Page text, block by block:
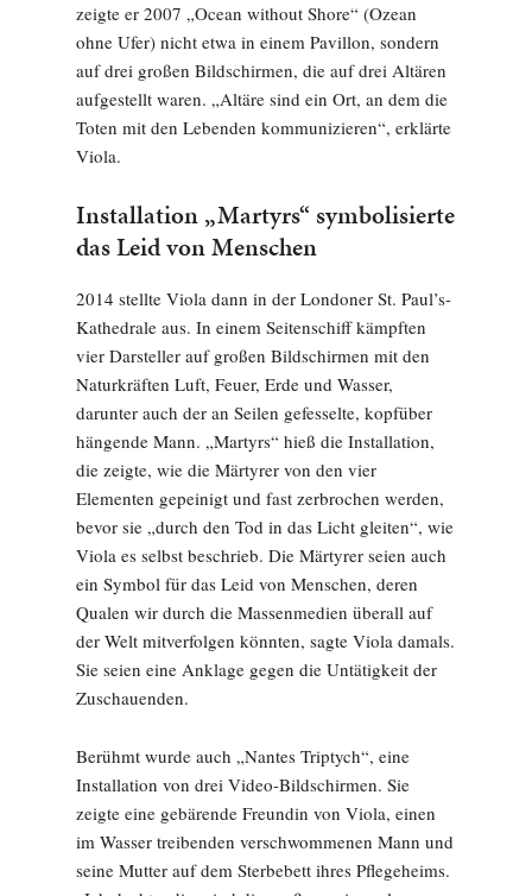
zeigte er 2007 „Ocean without Shore“ (Ozean
ohne Ufer) nicht etwa in einem Pavillon, sondern
auf drei großen Bildschirmen, die auf drei Altären
aufgestellt waren. „Altäre sind ein Ort, an dem die
Toten mit den Lebenden kommunizieren“, erklärte
Viola.
Installation „Martyrs“ symbolisierte
das Leid von Menschen
2014 stellte Viola dann in der Londoner St. Paul’s-
Kathedrale aus. In einem Seitenschiff kämpften
vier Darsteller auf großen Bildschirmen mit den
Naturkräften Luft, Feuer, Erde und Wasser,
darunter auch der an Seilen gefesselte, kopfüber
hängende Mann. „Martyrs“ hieß die Installation,
die zeigte, wie die Märtyrer von den vier
Elementen gepeinigt und fast zerbrochen werden,
bevor sie „durch den Tod in das Licht gleiten“, wie
Viola es selbst beschrieb. Die Märtyrer seien auch
ein Symbol für das Leid von Menschen, deren
Qualen wir durch die Massenmedien überall auf
der Welt mitverfolgen könnten, sagte Viola damals.
Sie seien eine Anklage gegen die Untätigkeit der
Zuschauenden.
Berühmt wurde auch „Nantes Triptych“, eine
Installation von drei Video-Bildschirmen. Sie
zeigte eine gebärende Freundin von Viola, einen
im Wasser treibenden verschwommenen Mann und
seine Mutter auf dem Sterbebett ihres Pflegeheims.